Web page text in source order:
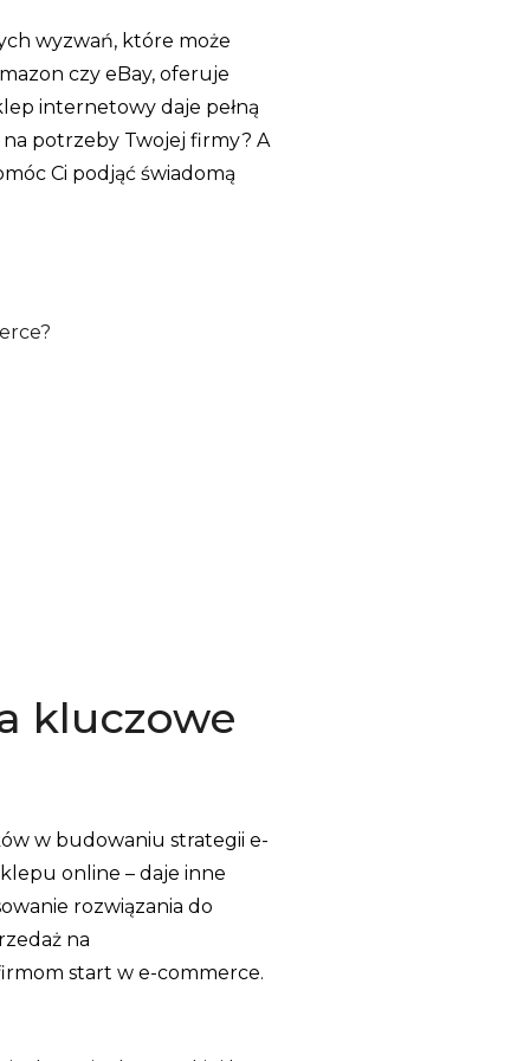
wyzwań, które może
czy eBay, oferuje
internetowy daje pełną
potrzeby Twojej firmy? A
Ci podjąć świadomą
kluczowe
w budowaniu strategii e-
online – daje inne
rozwiązania do
na
start w e-commerce.